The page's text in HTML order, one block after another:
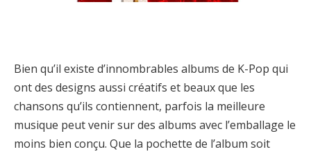
Bien qu’il existe d’innombrables albums de K-Pop qui
ont des designs aussi créatifs et beaux que les
chansons qu’ils contiennent, parfois la meilleure
musique peut venir sur des albums avec l’emballage le
moins bien conçu. Que la pochette de l’album soit